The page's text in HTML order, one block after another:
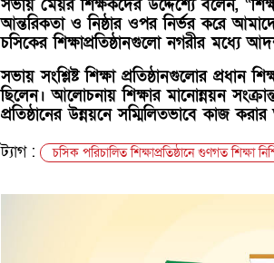
সভায় মেয়র শিক্ষকদের উদ্দেশ্যে বলেন,
আন্তরিকতা ও নিষ্ঠার ওপর নির্ভর করে
চসিকের শিক্ষাপ্রতিষ্ঠানগুলো নগরীর মধ্যে
সভায় সংশ্লিষ্ট শিক্ষা প্রতিষ্ঠানগুলোর প্রধান
ছিলেন। আলোচনায় শিক্ষার মানোন্নয়ন
প্রতিষ্ঠানের উন্নয়নে সম্মিলিতভাবে কাজ
ট্যাগ :
চসিক পরিচালিত শিক্ষাপ্রতিষ্ঠানে গুণগত শিক্ষা